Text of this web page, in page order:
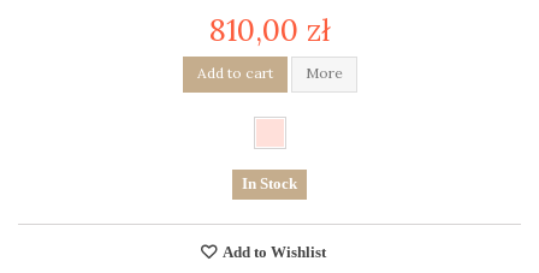
810,00 zł
Add to cart More
In Stock
Add to Wishlist